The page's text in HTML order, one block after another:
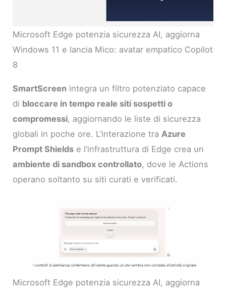
Microsoft Edge potenzia sicurezza AI, aggiorna
Windows 11 e lancia Mico: avatar empatico Copilot
8
SmartScreen integra un filtro potenziato capace
di bloccare in tempo reale siti sospetti o
compromessi, aggiornando le liste di sicurezza
globali in poche ore. L’interazione tra Azure
Prompt Shields e l’infrastruttura di Edge crea un
ambiente di sandbox controllato, dove le Actions
operano soltanto su siti curati e verificati.
Microsoft Edge potenzia sicurezza AI, aggiorna